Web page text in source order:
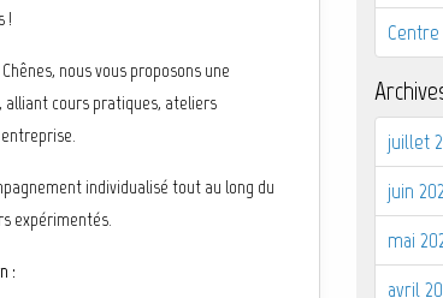
!
nous vous proposons une
alliant cours pratiques, ateliers
individualisé tout au long du
expérimentés.
:
juillet
juin
mai
avril